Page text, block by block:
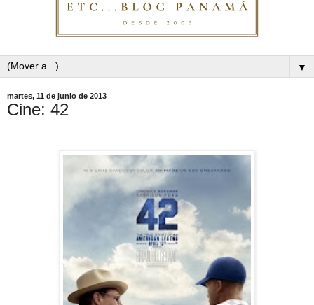
▼
martes, 11 de junio de 2013
Cine: 42